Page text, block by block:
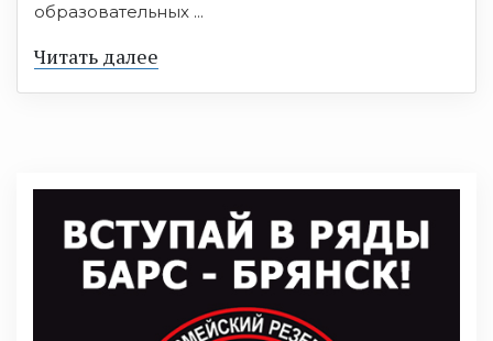
образовательных ...
Читать далее